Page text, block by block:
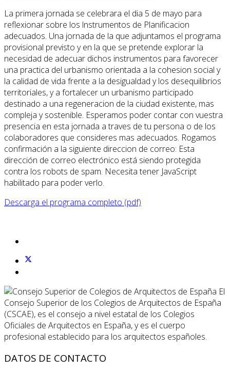
La primera jornada se celebrara el dia 5 de mayo para
reflexionar sobre los lnstrumentos de Planificacion
adecuados. Una jornada de la que adjuntamos el programa
provisional previsto y en la que se pretende explorar la
necesidad de adecuar dichos instrumentos para favorecer
una practica del urbanismo orientada a la cohesion social y
la calidad de vida frente a la desigualdad y los desequilibrios
territoriales, y a fortalecer un urbanismo participado
destinado a una regeneracion de la ciudad existente, mas
compleja y sostenible. Esperamos poder contar con vuestra
presencia en esta jornada a traves de tu persona o de los
colaboradores que consideres mas adecuados. Rogamos
confirmación a la siguiente direccion de correo: Esta
dirección de correo electrónico está siendo protegida
contra los robots de spam. Necesita tener JavaScript
habilitado para poder verlo.
Descarga el programa completo (pdf)
El
Consejo Superior de los Colegios de Arquitectos de España
(CSCAE), es el consejo a nivel estatal de los Colegios
Oficiales de Arquitectos en España, y es el cuerpo
profesional establecido para los arquitectos españoles.
DATOS DE CONTACTO